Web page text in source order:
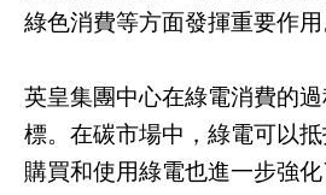
綠色消費等方面發揮重要作用
英皇集團中心在綠電消費的
標。在碳市場中，綠電可以
購買和使用綠電也進一步強